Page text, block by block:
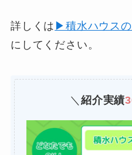
詳しくは ▶積水ハウス
にしてください。
＼ 紹介実績